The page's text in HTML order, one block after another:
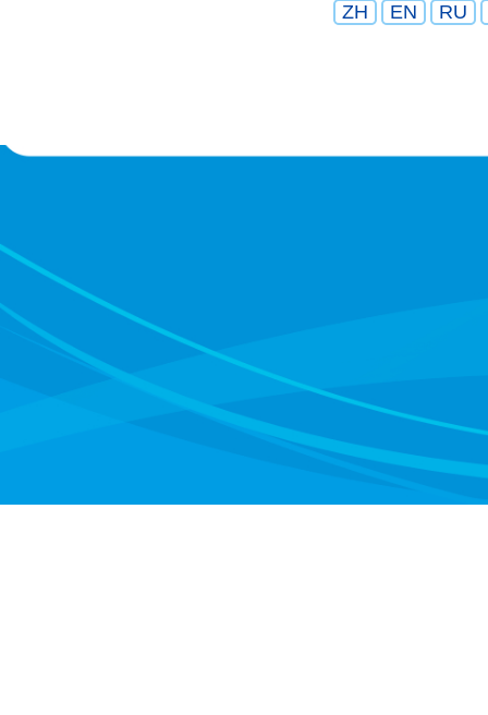
ZH EN RU